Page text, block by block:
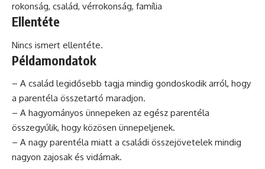
rokonság, család, vérrokonság, família
Ellentéte
Nincs ismert ellentéte.
Példamondatok
– A család legidősebb tagja mindig gondoskodik arról, hogy
a parentéla összetartó maradjon.
– A hagyományos ünnepeken az egész parentéla
összegyűlik, hogy közösen ünnepeljenek.
– A nagy parentéla miatt a családi összejövetelek mindig
nagyon zajosak és vidámak.